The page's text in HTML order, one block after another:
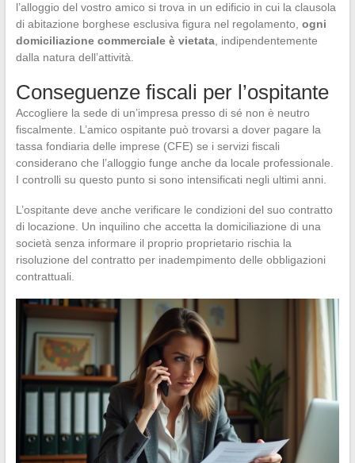
l’alloggio del vostro amico si trova in un edificio in cui la clausola
di abitazione borghese esclusiva figura nel regolamento, ogni
domiciliazione commerciale è vietata, indipendentemente
dalla natura dell’attività.
Conseguenze fiscali per l’ospitante
Accogliere la sede di un’impresa presso di sé non è neutro
fiscalmente. L’amico ospitante può trovarsi a dover pagare la
tassa fondiaria delle imprese (CFE) se i servizi fiscali
considerano che l’alloggio funge anche da locale professionale.
I controlli su questo punto si sono intensificati negli ultimi anni.
L’ospitante deve anche verificare le condizioni del suo contratto
di locazione. Un inquilino che accetta la domiciliazione di una
società senza informare il proprio proprietario rischia la
risoluzione del contratto per inadempimento delle obbligazioni
contrattuali.